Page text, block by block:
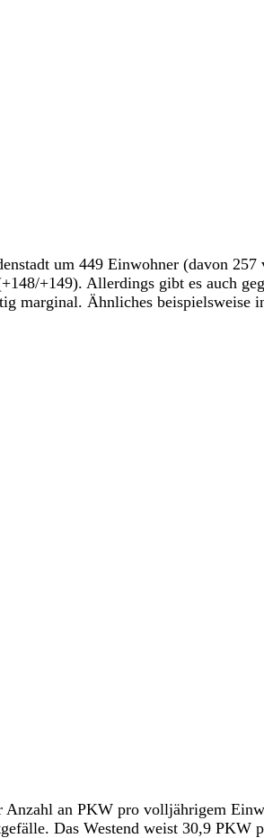
um 449 Einwohner (davon
+149). Allerdings gibt es auch
marginal. Ähnliches
an PKW pro volljährigem
Das Westend weist 30,9 PKW